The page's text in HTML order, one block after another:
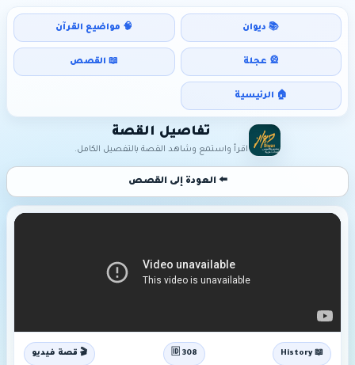
📚 ديوان 🧠 مواضيع القرآن
🎡 عجلة 📖 القصص
🏠 الرئيسية
تفاصيل القصة
اقرأ واستمع وشاهد القصة بالتفصيل الكامل.
⬅️ العودة إلى القصص
📖 History
🆔 308 🎬 قصة فيديو